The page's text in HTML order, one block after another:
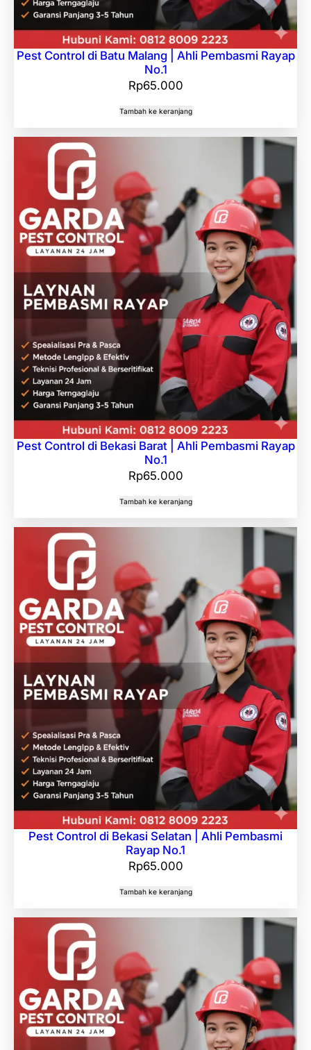
Pest Control di Batu Malang | Ahli Pembasmi Rayap
No.1
Rp65.000
Tambah ke keranjang
Pest Control di Bekasi Barat | Ahli Pembasmi Rayap
No.1
Rp65.000
Tambah ke keranjang
Pest Control di Bekasi Selatan | Ahli Pembasmi
Rayap No.1
Rp65.000
Tambah ke keranjang